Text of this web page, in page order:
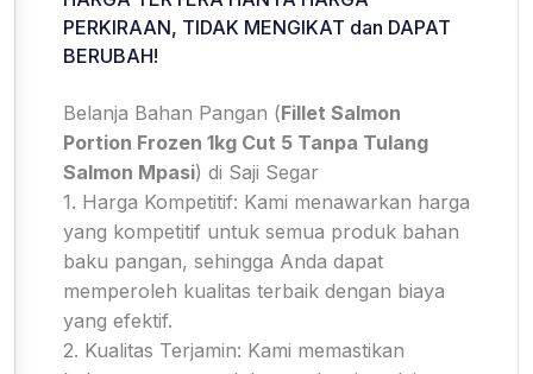
PERKIRAAN, TIDAK MENGIKAT dan DAPAT
BERUBAH!
Belanja Bahan Pangan (Fillet Salmon
Portion Frozen 1kg Cut 5 Tanpa Tulang
Salmon Mpasi) di Saji Segar
1. Harga Kompetitif: Kami menawarkan harga
yang kompetitif untuk semua produk bahan
baku pangan, sehingga Anda dapat
memperoleh kualitas terbaik dengan biaya
yang efektif.
2. Kualitas Terjamin: Kami memastikan